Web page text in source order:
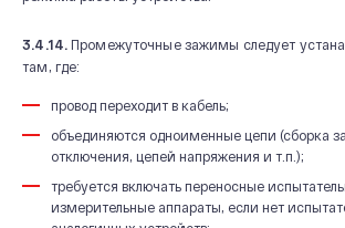
3.4.14. Промежуточные зажимы следует
там, где:
провод переходит в кабель;
объединяются одноименные цепи (сборка
отключения, цепей напряжения и т.п.);
требуется включать переносные
измерительные аппараты, если нет